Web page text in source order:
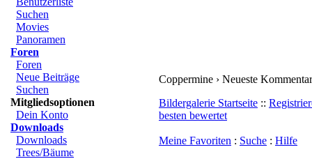
Suchen
Movies
Panoramen
Foren
Foren
Neue Beiträge
Suchen
Mitgliedsoptionen
Dein Konto
Downloads
Downloads
Trees/Bäume
Coppermine › Neueste Kommentare
Bildergalerie Startseite:: Registrieren
bewertet
Meine Favoriten: Suche:Hilfe